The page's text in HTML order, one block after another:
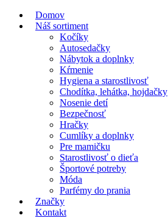
Domov
Náš sortiment
Kočíky
Autosedačky
Nábytok a doplnky
Kŕmenie
Hygiena a starostlivosť
Chodítka, lehátka, hojdačky
Nosenie detí
Bezpečnosť
Hračky
Cumlíky a doplnky
Pre mamičku
Starostlivosť o dieťa
Športové potreby
Móda
Parfémy do prania
Značky
Kontakt